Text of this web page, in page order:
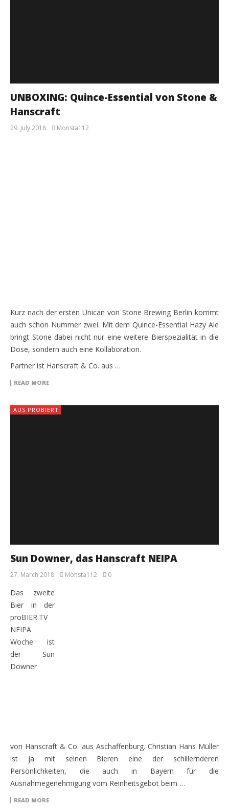
UNBOXING: Quince-Essential von Stone &
Hanscraft
29. July 2018 Monsta112
Kurz nach der ersten Unican von Stone Brewing Berlin kommt
auch schon Nummer zwei. Mit dem Quince-Essential Hazy Ale
bringt Stone dabei nicht nur eine weitere Bierspezialität in die
Dose, sondern auch eine Kollaboration.
Partner ist Hanscraft & Co. aus …
READ MORE
AUS PROBIERT
Sun Downer, das Hanscraft NEIPA
27. March 2018 Monsta112 0
Das zweite
Bier in der
proBIER.TV
NEIPA
Woche ist
der Sun
Downer
von Hanscraft & Co. aus Aschaffenburg. Christian Hans Müller
ist ja mit seinen Bieren eine der schillernderen
Persönlichkeiten, die auch in Bayern für die
Ausnahmegenehmigung vom Reinheitsgebot beim …
READ MORE